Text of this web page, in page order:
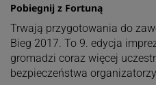
Pobiegnij z Fortuną
Trwają przygotowania do
Bieg 2017. To 9. edycja
gromadzi coraz więcej
bezpieczeństwa